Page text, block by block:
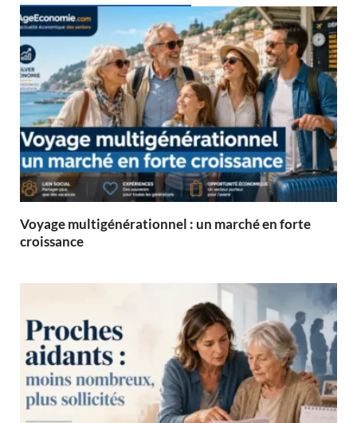
Voyage multigénérationnel : un marché en forte
croissance